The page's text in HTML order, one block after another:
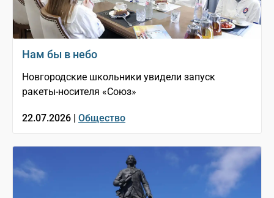
Нам бы в небо
Новгородские школьники увидели запуск
ракеты-носителя «Союз»
22.07.2026 | Общество